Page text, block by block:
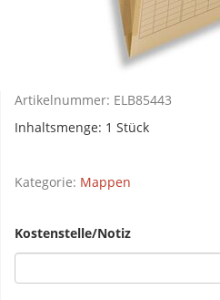
Artikelnummer: ELB85443
Inhaltsmenge: 1 Stück
Kategorie: Mappen
Kostenstelle/Notiz